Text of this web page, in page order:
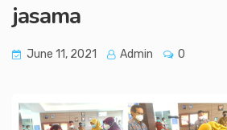
jasama
June 11, 2021 Admin 0